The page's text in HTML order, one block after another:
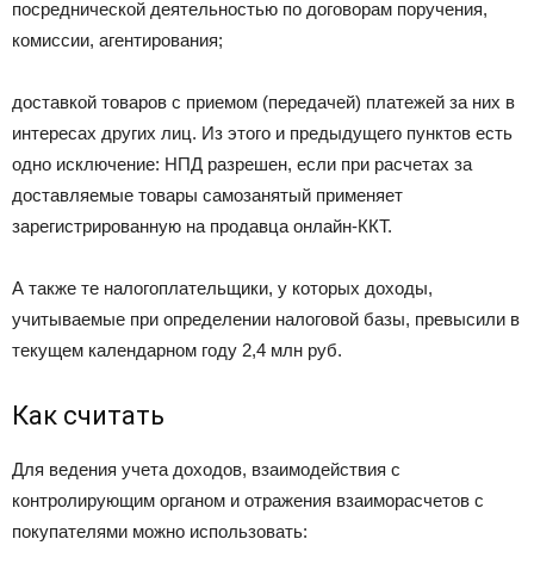
посреднической деятельностью по договорам поручения,
комиссии, агентирования;
доставкой товаров с приемом (передачей) платежей за них в
интересах других лиц. Из этого и предыдущего пунктов есть
одно исключение: НПД разрешен, если при расчетах за
доставляемые товары самозанятый применяет
зарегистрированную на продавца онлайн-ККТ.
А также те налогоплательщики, у которых доходы,
учитываемые при определении налоговой базы, превысили в
текущем календарном году 2,4 млн руб.
Как считать
Для ведения учета доходов, взаимодействия с
контролирующим органом и отражения взаиморасчетов с
покупателями можно использовать: